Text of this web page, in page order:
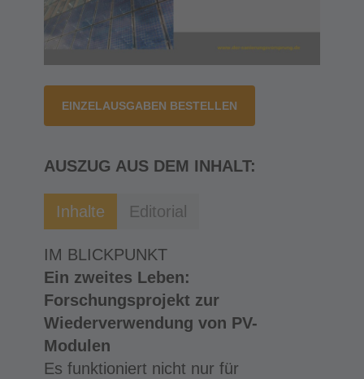
EINZELAUSGABEN BESTELLEN
AUSZUG AUS DEM INHALT:
Inhalte Editorial
IM BLICKPUNKT
Ein zweites Leben:
Forschungsprojekt zur
Wiederverwendung von PV-
Modulen
Es funktioniert nicht nur für